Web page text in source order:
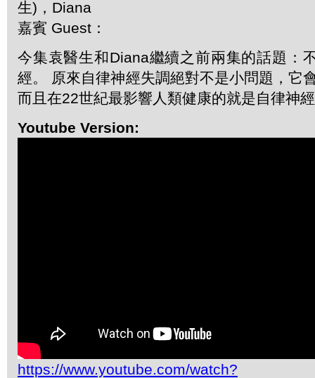
生)，Diana
嘉賓 Guest：
今集袁醫生和Diana繼續之前兩集的話題：
經。 原來自律神經失調絕對不是小問題，它
而且在22世紀最影響人類健康的就是自律神
Youtube Version:
https://www.youtube.com/watch?